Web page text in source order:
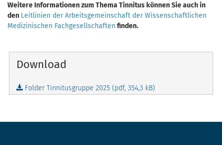
Weitere Informationen zum Thema Tinnitus können Sie auch in
den Leitlinien der Arbeitsgemeinschaft der Wissenschaftlichen
Medizinischen Fachgesellschaften finden.
Download
Folder Tinnitusgruppe 2025 (pdf, 354,3 kB)